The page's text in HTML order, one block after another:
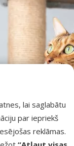
lai saglabātu
par iepriekš
reklāmas.